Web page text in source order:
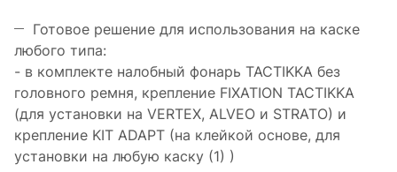
Готовое решение для использования на каске
любого типа:
- в комплекте налобный фонарь TACTIKKA без
головного ремня, крепление FIXATION TACTIKKA
(для установки на VERTEX, ALVEO и STRATO) и
крепление KIT ADAPT (на клейкой основе, для
установки на любую каску (1) )